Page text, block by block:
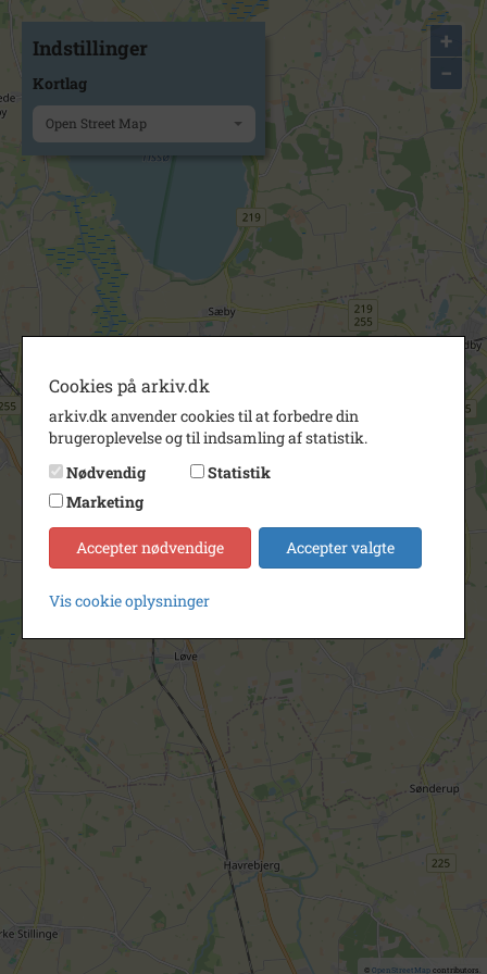
+
−
© OpenStreetMapcontributors.
Indstillinger
Kortlag
Open Street Map
Cookies på arkiv.dk
arkiv.dk anvender cookies til at forbedre din
brugeroplevelse og til indsamling af statistik.
Nødvendig
Statistik
Marketing
Accepter nødvendige Accepter valgte
Vis cookie oplysninger